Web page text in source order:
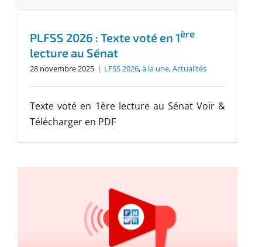
PLFSS 2026 : Texte voté en 1ère
lecture au Sénat
28 novembre 2025 | LFSS 2026,à la une,Actualités
Texte voté en 1ère lecture au Sénat Voir &
Télécharger en PDF